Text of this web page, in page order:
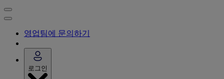
영업팀에 문의하기
로그인